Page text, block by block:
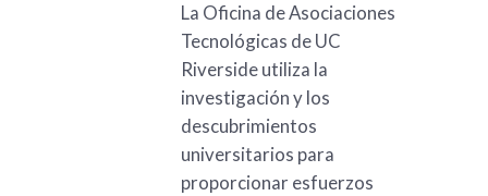
La Oficina de Asociaciones
Tecnológicas de UC
Riverside utiliza la
investigación y los
descubrimientos
universitarios para
proporcionar esfuerzos